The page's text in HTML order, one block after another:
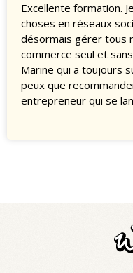
Excellente formation.
choses en réseaux
désormais gérer tous
commerce seul et
Marine qui a toujours
peux que
entrepreneur qui se